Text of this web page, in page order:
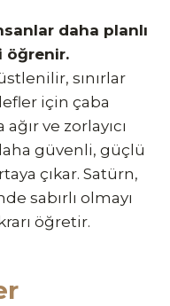
daha planlı
öğrenir.
sınırlar
için çaba
ve zorlayıcı
güvenli, güçlü
çıkar. Satürn,
sabırlı olmayı
öğretir.